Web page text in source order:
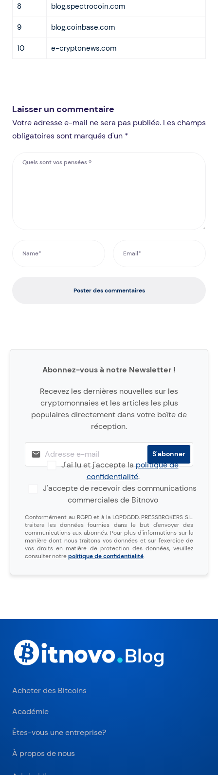
8 blog.spectrocoin.com
9 blog.coinbase.com
10 e-cryptonews.com
Laisser un commentaire
Votre adresse e-mail ne sera pas publiée. Les champs
obligatoires sont marqués d'un *
Poster des commentaires
Abonnez-vous à notre Newsletter !
Recevez les dernières nouvelles sur les
cryptomonnaies et les articles les plus
populaires directement dans votre boîte de
réception.
J'ai lu et j'accepte lapolitique de
confidentialité.
J'accepte de recevoir des communications
commerciales de Bitnovo
Conformément au RGPD et à la LOPDGDD, PRESSBROKERS S.L.
traitera les données fournies dans le but d'envoyer des
communications aux abonnés. Pour plus d'informations sur la
manière dont nous traitons vos données et sur l'exercice de
vos droits en matière de protection des données, veuillez
consulter notrepolitique de confidentialité.
Acheter des Bitcoins
Académie
Êtes-vous une entreprise?
À propos de nous